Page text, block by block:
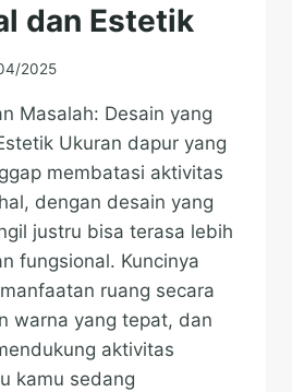
dan Estetik
2025
Masalah: Desain yang
Ukuran dapur yang
membatasi aktivitas
dengan desain yang
justru bisa terasa lebih
fungsional. Kuncinya
ruang secara
warna yang tepat, dan
aktivitas
kamu sedang